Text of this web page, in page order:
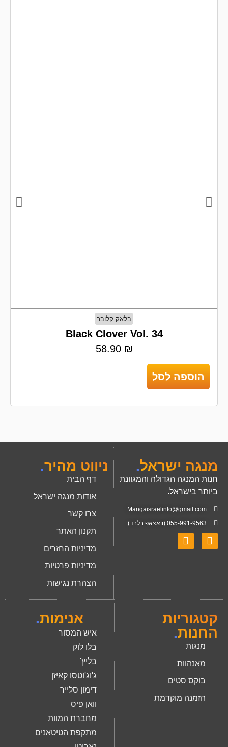
בלאק קלובר
Black Clover Vol. 34
58.90 ₪
הוספה לסל
מנגה ישראל.
חנות המנגה הגדולה והמגוונת
ביותר בישראל.
Mangaisraelinfo@gmail.com
055-991-9563 (וואצאפ בלבד)
ניווט מהיר.
דף הבית
אודות מנגה ישראל
צרו קשר
תקנון האתר
מדיניות החזרים
מדיניות פרטיות
הצהרת נגישות
קטגוריות
החנות.
מנגות
מאנהוות
בוקס סטים
הזמנה מוקדמת
אנימות.
איש המסור
בלו לוק
בליץ'
ג'וג'וטסו קאיזן
דימון סלייר
וואן פיס
מחברת המוות
מתקפת הטיטאנים